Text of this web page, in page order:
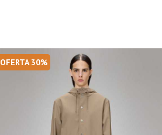
OFERTA 30%